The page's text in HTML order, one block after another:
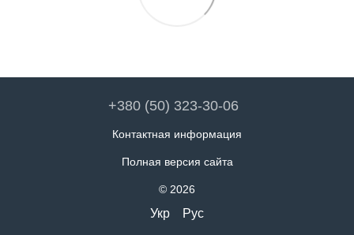
+380 (50) 323-30-06
Контактная информация
Полная версия сайта
© 2026
Укр Рус